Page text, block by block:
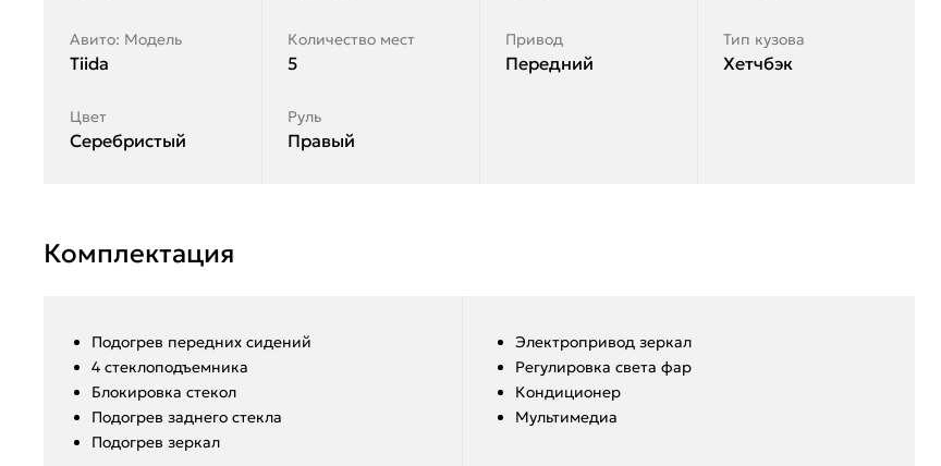
Авито: Модель
Tiida
Количество мест
5
Привод
Передний
Тип кузова
Хетчбэк
Цвет
Серебристый
Руль
Правый
Комплектация
Подогрев передних сидений
4 стеклоподъемника
Блокировка стекол
Подогрев заднего стекла
Подогрев зеркал
Электропривод зеркал
Регулировка света фар
Кондиционер
Мультимедиа